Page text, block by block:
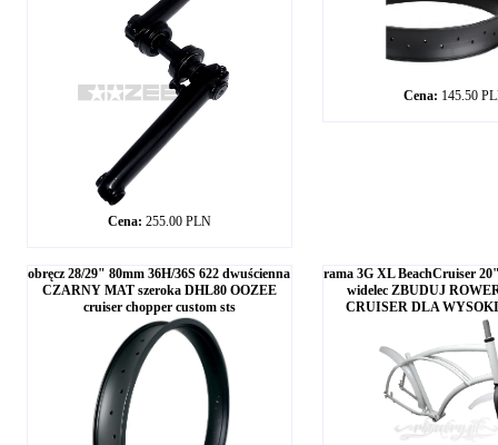
Cena: 255.00 PLN
Cena: 145.50
obręcz 28/29" 80mm 36H/36S 622 dwuścienna
CZARNY MAT szeroka DHL80 OOZEE
cruiser chopper custom sts
rama 3G XL BeachCruiser
widelec ZBUDUJ
CRUISER DLA